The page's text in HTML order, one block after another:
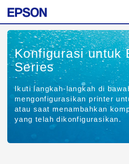
Konfigurasi untuk
Series
Ikuti langkah-langkah di
mengonfigurasikan printer
atau saat menambahkan
yang telah dikonfigurasikan.